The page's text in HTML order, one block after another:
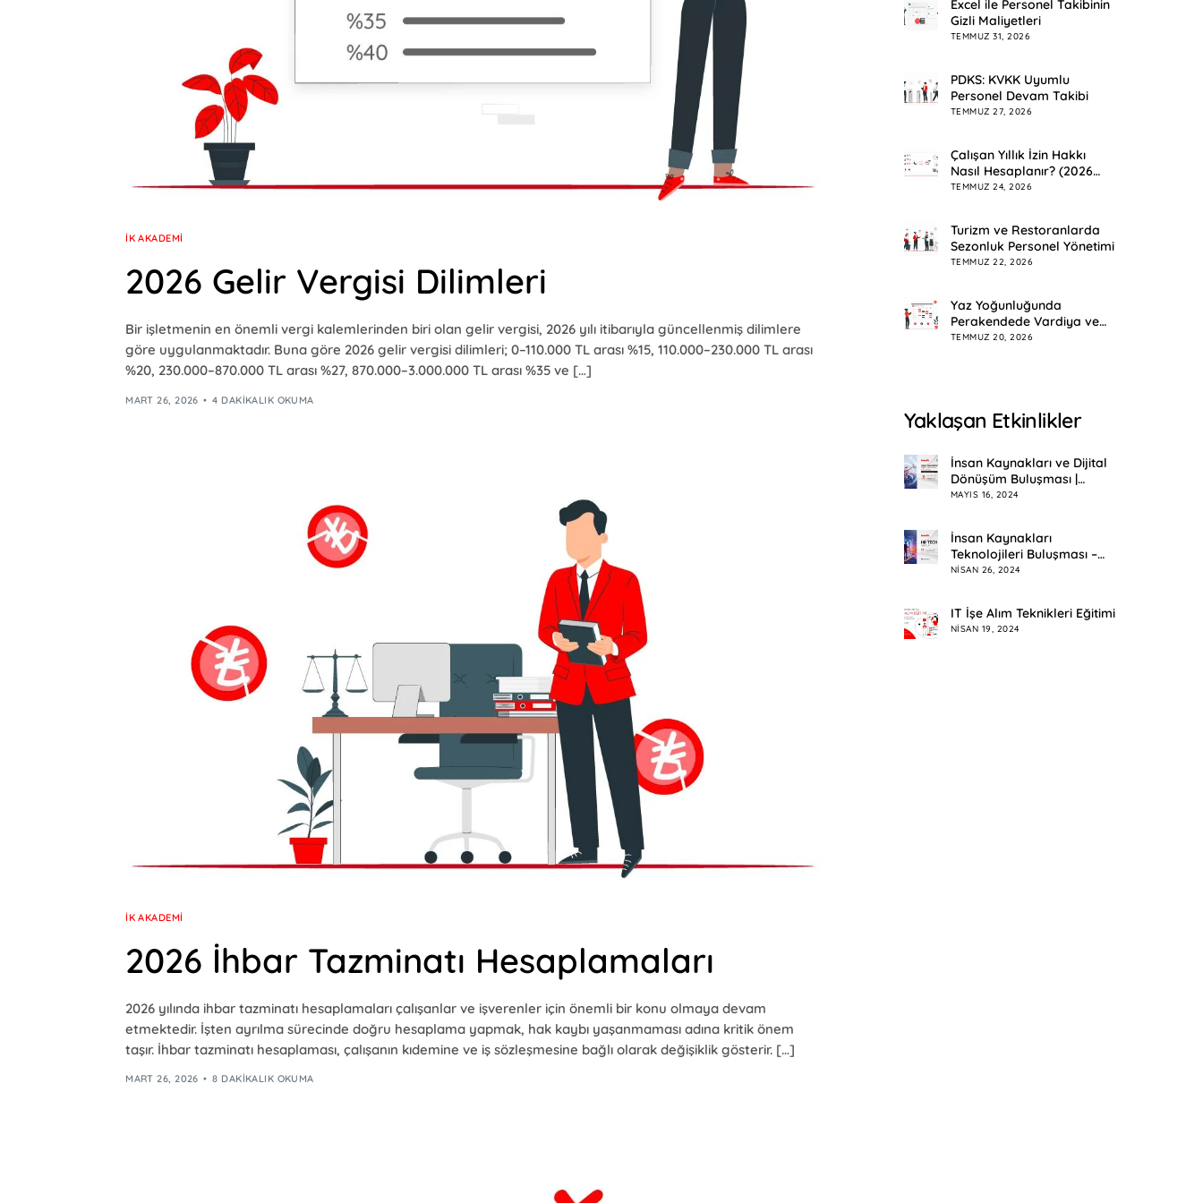
İK AKADEMI
2026 Gelir Vergisi Dilimleri
Bir işletmenin en önemli vergi kalemlerinden biri olan gelir vergisi, 2026 yılı itibarıyla güncellenmiş dilimlere
göre uygulanmaktadır. Buna göre 2026 gelir vergisi dilimleri; 0–110.000 TL arası %15, 110.000–230.000 TL arası
%20, 230.000–870.000 TL arası %27, 870.000–3.000.000 TL arası %35 ve […]
MART 26, 2026 4 DAKIKALIK OKUMA
İK AKADEMI
2026 İhbar Tazminatı Hesaplamaları
2026 yılında ihbar tazminatı hesaplamaları çalışanlar ve işverenler için önemli bir konu olmaya devam
etmektedir. İşten ayrılma sürecinde doğru hesaplama yapmak, hak kaybı yaşanmaması adına kritik önem
taşır. İhbar tazminatı hesaplaması, çalışanın kıdemine ve iş sözleşmesine bağlı olarak değişiklik gösterir. […]
MART 26, 2026 8 DAKIKALIK OKUMA
Excel ile Personel Takibinin
Gizli Maliyetleri
TEMMUZ 31, 2026
PDKS: KVKK Uyumlu
Personel Devam Takibi
TEMMUZ 27, 2026
Çalışan Yıllık İzin Hakkı
Nasıl Hesaplanır? (2026
Rehberi)
TEMMUZ 24, 2026
Turizm ve Restoranlarda
Sezonluk Personel Yönetimi
TEMMUZ 22, 2026
Yaz Yoğunluğunda
Perakendede Vardiya ve
Mesai Planlama
TEMMUZ 20, 2026
Yaklaşan Etkinlikler
İnsan Kaynakları ve Dijital
Dönüşüm Buluşması |
Eskişehir
MAYIS 16, 2024
İnsan Kaynakları
Teknolojileri Buluşması –
HR Tech Meetup
NISAN 26, 2024
IT İşe Alım Teknikleri Eğitimi
NISAN 19, 2024